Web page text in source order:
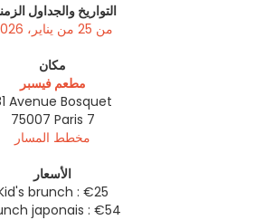
التواريخ والجداول
من 25 من يناير، 2026
مكان
مطعم فيسبر
Avenue Bosquet
75007 Paris 7
مخطط المسار
الأسعار
brunch : €25
japonais : €54